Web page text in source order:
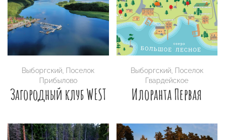
Выборгский Поселок
Прибылово
Загородный клуб WEST
Выборгский, Поселок
Гвардейское
Илоранта Первая